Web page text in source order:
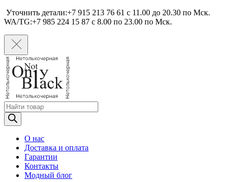
Уточнить детали:+7 915 213 76 61 c 11.00 до 20.30 по Мcк.
WA/TG:+7 985 224 15 87 c 8.00 по 23.00 по Мcк.
Поиск
товаров
О нас
Доставка и оплата
Гарантии
Контакты
Модный блог